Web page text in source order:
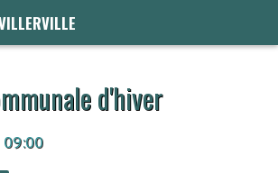
d'hiver
09:00